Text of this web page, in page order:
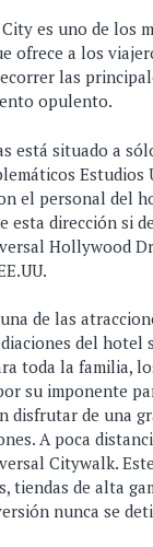
es uno de los
ofrece a los
las
opulento.
está situado a
Estudios
el personal del
esta dirección si
Hollywood
de las
del hotel
toda la familia,
su imponente
disfrutar de una
A poca
Citywalk.
tiendas de alta
nunca se